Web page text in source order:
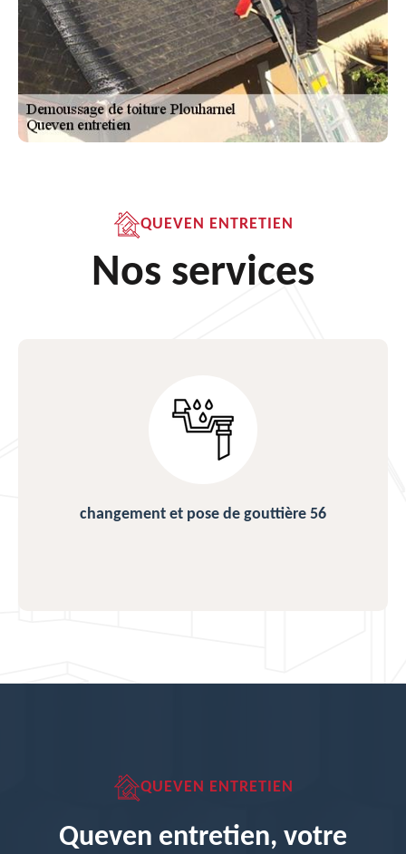
QUEVEN ENTRETIEN
Nos services
changement et pose de gouttière 56
QUEVEN ENTRETIEN
Queven entretien, votre